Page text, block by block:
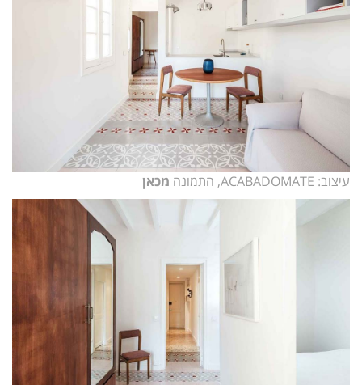
עיצוב: ACABADOMATE, התמונה מכאן